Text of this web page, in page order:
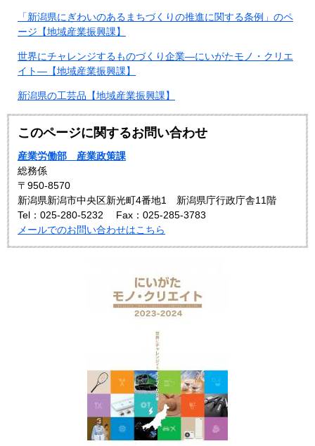
「新潟県にぎわいのあるまちづくりの推進に関する条例」のペ
ージ【地域産業振興課】
世界にチャレンジするものづくり企業―にいがたモノ・クリエ
イト―【地域産業振興課】
新潟県の工芸品【地域産業振興課】
このページに関するお問い合わせ
産業労働部 産業政策課
総務係
〒950-8570
新潟県新潟市中央区新光町4番地1 新潟県庁行政庁舎11階
Tel：025-280-5232
Fax：025-285-3783
メールでのお問い合わせはこちら